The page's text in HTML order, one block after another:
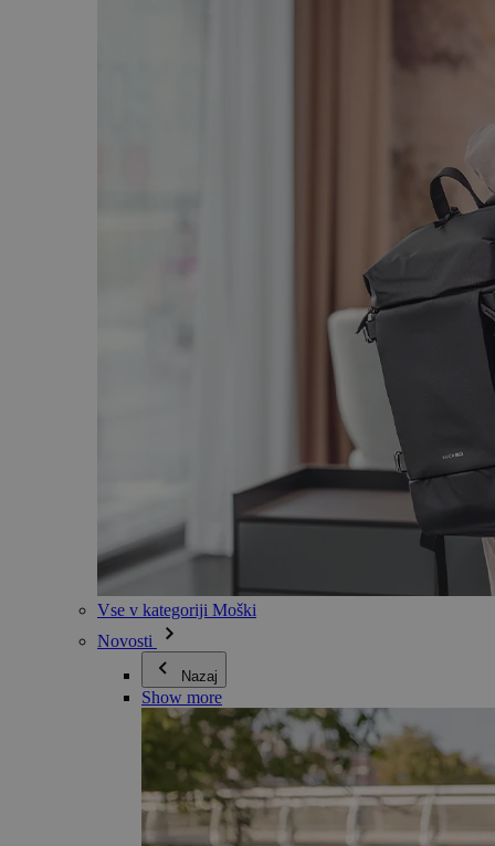
Vse v kategoriji Moški
Novosti
Nazaj
Show more